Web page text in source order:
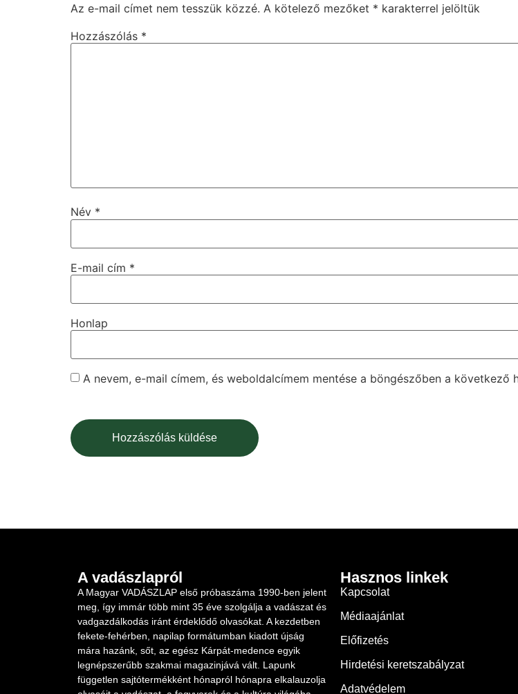
Az e-mail címet nem tesszük közzé. A kötelező mezőket * karakterrel jelöltük
Hozzászólás *
Név *
E-mail cím *
Honlap
A nevem, e-mail címem, és weboldalcímem mentése a böngészőben a következő
A vadászlapról
A Magyar VADÁSZLAP első próbaszáma 1990-ben jelent
meg, így immár több mint 35 éve szolgálja a vadászat és
vadgazdálkodás iránt érdeklődő olvasókat. A kezdetben
fekete-fehérben, napilap formátumban kiadott újság
mára hazánk, sőt, az egész Kárpát-medence egyik
legnépszerűbb szakmai magazinjává vált. Lapunk
független sajtótermékként hónapról hónapra elkalauzolja
Hasznos linkek
Kapcsolat
Médiaajánlat
Előfizetés
Hirdetési keretszabályzat
Adatvédelem